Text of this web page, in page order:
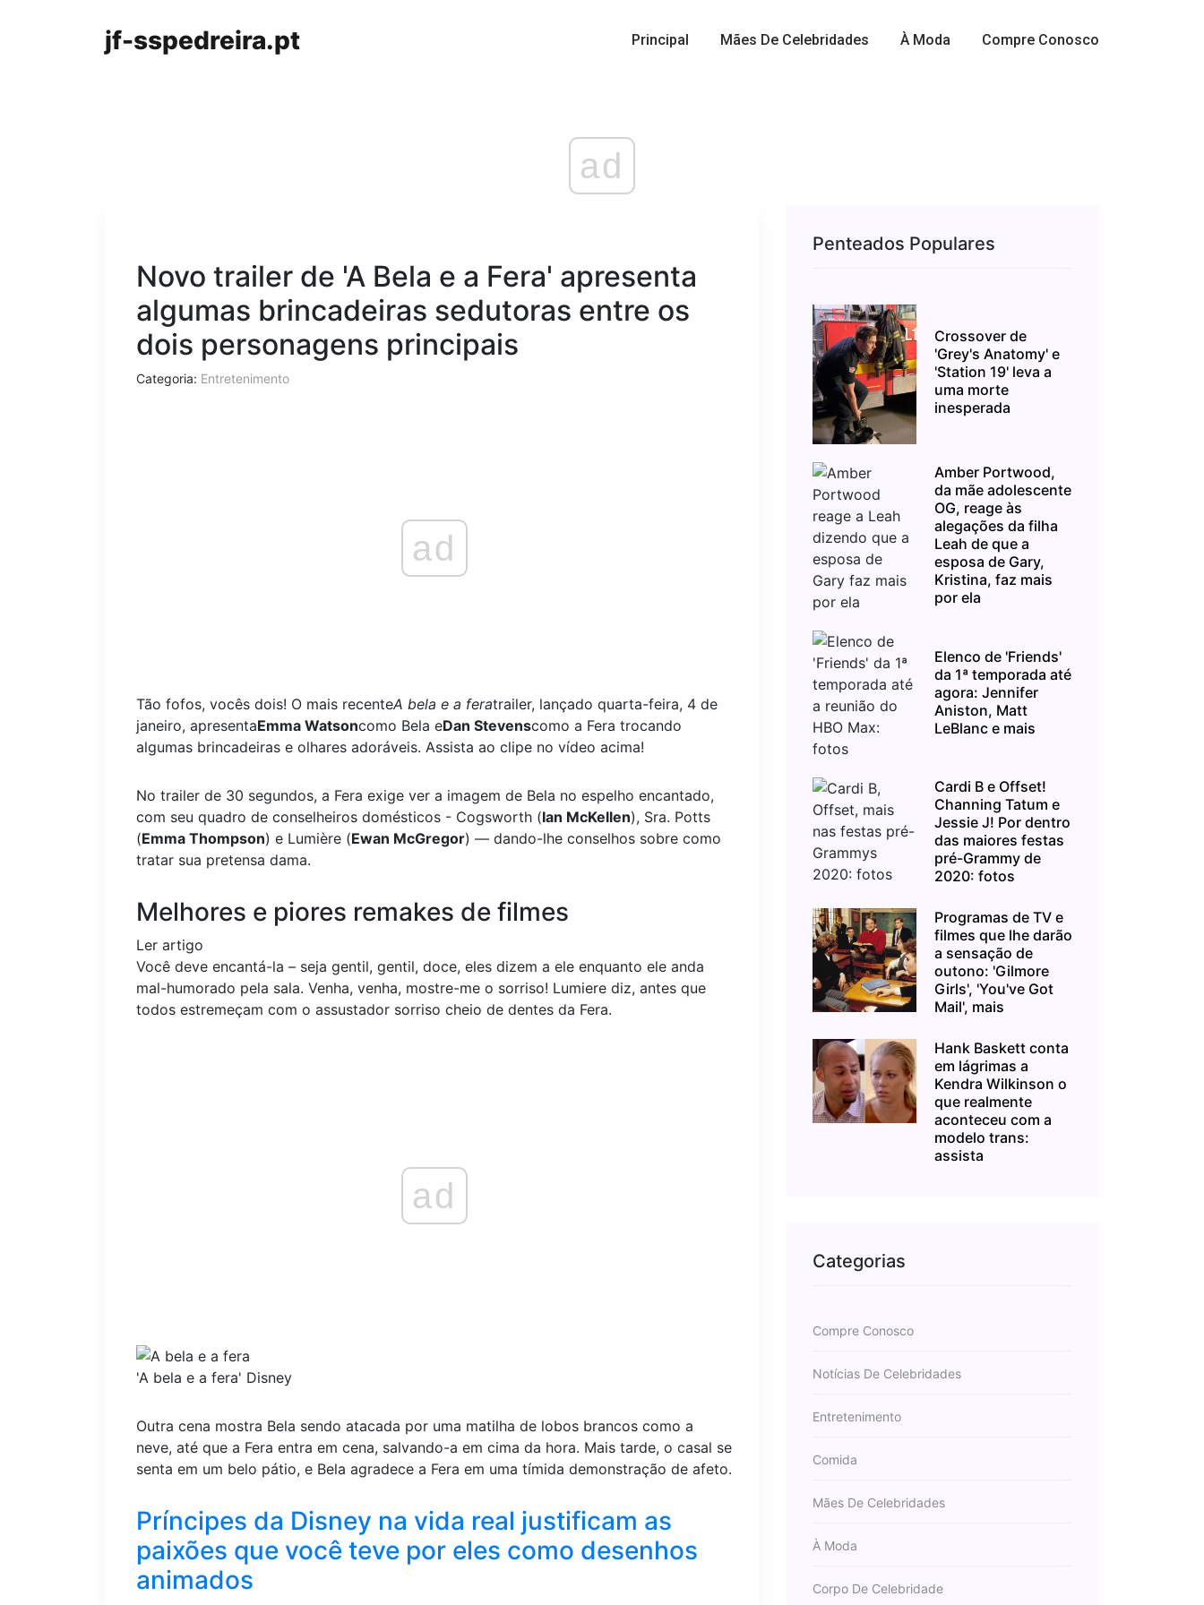
jf-sspedreira.pt Principal Mães De Celebridades À Moda Compre Conosco
ad
Novo trailer de 'A Bela e a Fera' apresenta
algumas brincadeiras sedutoras entre os
dois personagens principais
Categoria: Entretenimento
ad
Tão fofos, vocês dois! O mais recenteA bela e a feratrailer, lançado quarta-feira, 4 de
janeiro, apresentaEmma Watsoncomo Bela eDan Stevenscomo a Fera trocando
algumas brincadeiras e olhares adoráveis. Assista ao clipe no vídeo acima!
No trailer de 30 segundos, a Fera exige ver a imagem de Bela no espelho encantado,
com seu quadro de conselheiros domésticos - Cogsworth (Ian McKellen), Sra. Potts
(Emma Thompson) e Lumière (Ewan McGregor) — dando-lhe conselhos sobre como
tratar sua pretensa dama.
Melhores e piores remakes de filmes
Ler artigo
Você deve encantá-la – seja gentil, gentil, doce, eles dizem a ele enquanto ele anda
mal-humorado pela sala. Venha, venha, mostre-me o sorriso! Lumiere diz, antes que
todos estremeçam com o assustador sorriso cheio de dentes da Fera.
ad
'A bela e a fera' Disney
Outra cena mostra Bela sendo atacada por uma matilha de lobos brancos como a
neve, até que a Fera entra em cena, salvando-a em cima da hora. Mais tarde, o casal se
senta em um belo pátio, e Bela agradece a Fera em uma tímida demonstração de afeto.
Príncipes da Disney na vida real justificam as
paixões que você teve por eles como desenhos
animados
Penteados Populares
Crossover de
'Grey's Anatomy' e
'Station 19' leva a
uma morte
inesperada
Amber Portwood,
da mãe adolescente
OG, reage às
alegações da filha
Leah de que a
esposa de Gary,
Kristina, faz mais
por ela
Elenco de 'Friends'
da 1ª temporada até
agora: Jennifer
Aniston, Matt
LeBlanc e mais
Cardi B e Offset!
Channing Tatum e
Jessie J! Por dentro
das maiores festas
pré-Grammy de
2020: fotos
Programas de TV e
filmes que lhe darão
a sensação de
outono: 'Gilmore
Girls', 'You've Got
Mail', mais
Hank Baskett conta
em lágrimas a
Kendra Wilkinson o
que realmente
aconteceu com a
modelo trans:
assista
Categorias
Compre Conosco
Notícias De Celebridades
Entretenimento
Comida
Mães De Celebridades
À Moda
Corpo De Celebridade